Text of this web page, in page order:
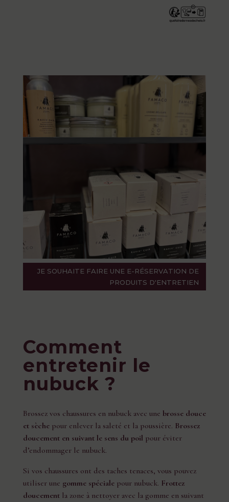
JE SOUHAITE FAIRE UNE E-RÉSERVATION DE
PRODUITS D'ENTRETIEN
Comment
entretenir le
nubuck ?
Brossez vos chaussures en nubuck avec une brosse douce
et sèchepour enlever la saleté et la poussière. Brossez
doucement en suivant le sens du poil pour éviter
d’endommager le nubuck.
Si vos chaussures ont des taches tenaces, vous pouvez
utiliser une gomme spécialepour nubuck. Frottez
doucementla zone à nettoyer avec la gomme en suivant